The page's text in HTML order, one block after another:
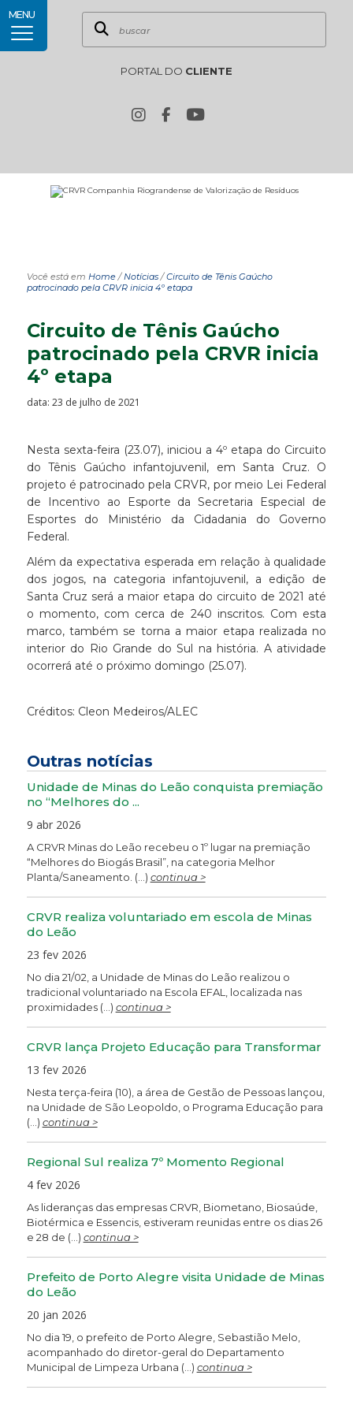
PORTAL DO CLIENTE
MENU
Você está em Home/Notícias/Circuito de Tênis Gaúcho
patrocinado pela CRVR inicia 4º etapa
Circuito de Tênis Gaúcho
patrocinado pela CRVR inicia
4º etapa
data: 23 de julho de 2021
Nesta sexta-feira (23.07), iniciou a 4º etapa do Circuito
do Tênis Gaúcho infantojuvenil, em Santa Cruz. O
projeto é patrocinado pela CRVR, por meio Lei Federal
de Incentivo ao Esporte da Secretaria Especial de
Esportes do Ministério da Cidadania do Governo
Federal.
Além da expectativa esperada em relação à qualidade
dos jogos, na categoria infantojuvenil, a edição de
Santa Cruz será a maior etapa do circuito de 2021 até
o momento, com cerca de 240 inscritos. Com esta
marco, também se torna a maior etapa realizada no
interior do Rio Grande do Sul na história. A atividade
ocorrerá até o próximo domingo (25.07).
Créditos: Cleon Medeiros/ALEC
Outras notícias
Unidade de Minas do Leão conquista premiação
no “Melhores do ...
9 abr 2026
A CRVR Minas do Leão recebeu o 1º lugar na premiação
“Melhores do Biogás Brasil”, na categoria Melhor
Planta/Saneamento. (...) continua >
CRVR realiza voluntariado em escola de Minas
do Leão
23 fev 2026
No dia 21/02, a Unidade de Minas do Leão realizou o
tradicional voluntariado na Escola EFAL, localizada nas
proximidades (...) continua >
CRVR lança Projeto Educação para Transformar
13 fev 2026
Nesta terça-feira (10), a área de Gestão de Pessoas lançou,
na Unidade de São Leopoldo, o Programa Educação para
(...) continua >
Regional Sul realiza 7º Momento Regional
4 fev 2026
As lideranças das empresas CRVR, Biometano, Biosaúde,
Biotérmica e Essencis, estiveram reunidas entre os dias 26
e 28 de (...) continua >
Prefeito de Porto Alegre visita Unidade de Minas
do Leão
20 jan 2026
No dia 19, o prefeito de Porto Alegre, Sebastião Melo,
acompanhado do diretor-geral do Departamento
Municipal de Limpeza Urbana (...) continua >